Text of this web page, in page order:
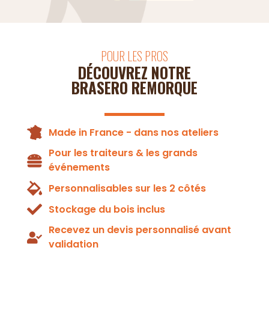
POUR LES PROS
DÉCOUVREZ NOTRE
BRASERO REMORQUE
Made in France - dans nos ateliers
Pour les traiteurs & les grands
événements
Personnalisables sur les 2 côtés
Stockage du bois inclus
Recevez un devis personnalisé avant
validation